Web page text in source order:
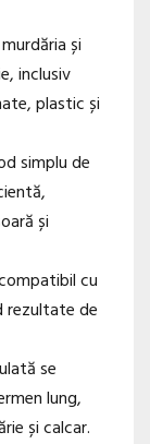
și
inclusiv
plastic și
simplu de
și
cu
rezultate de
se
lung,
și calcar.